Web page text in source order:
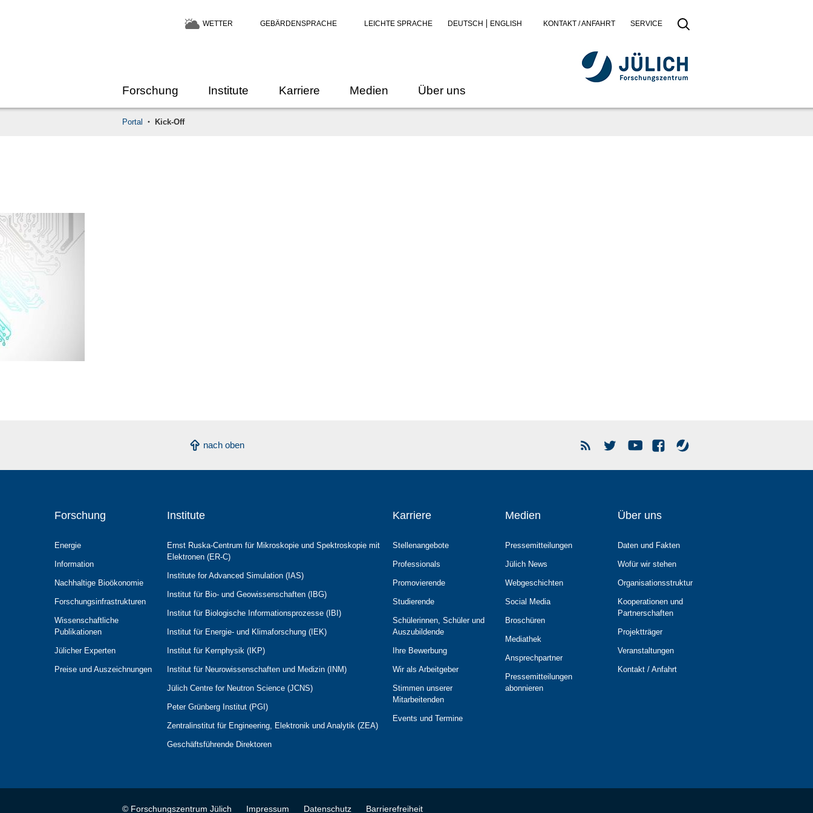
WETTER GEBÄRDENSPRACHE LEICHTE SPRACHE DEUTSCH ENGLISH KONTAKT / ANFAHRT SERVICE
Forschung Institute Karriere Medien Über uns
Portal Kick-Off
nach oben
Forschung
Energie
Information
Nachhaltige Bioökonomie
Forschungs­infrastrukturen
Wissenschaftliche
Publikationen
Jülicher Experten
Preise und Auszeichnungen
Institute
Ernst Ruska-Centrum für Mikroskopie und Spektroskopie mit
Elektronen (ER-C)
Institute for Advanced Simulation (IAS)
Institut für Bio- und Geowissenschaften (IBG)
Institut für Biologische Informationsprozesse (IBI)
Institut für Energie- und Klimaforschung (IEK)
Institut für Kernphysik (IKP)
Institut für Neurowissenschaften und Medizin (INM)
Jülich Centre for Neutron Science (JCNS)
Peter Grünberg Institut (PGI)
Zentralinstitut für Engineering, Elektronik und Analytik (ZEA)
Geschäftsführende Direktoren
Karriere
Stellenangebote
Professionals
Promovierende
Studierende
Schülerinnen, Schüler und
Auszubildende
Ihre Bewerbung
Wir als Arbeitgeber
Stimmen unserer
Mitarbeitenden
Events und Termine
Medien
Pressemitteilungen
Jülich News
Webgeschichten
Social Media
Broschüren
Mediathek
Ansprechpartner
Pressemitteilungen
abonnieren
Über uns
Daten und Fakten
Wofür wir stehen
Organisationsstruktur
Kooperationen und
Partnerschaften
Projektträger
Veranstaltungen
Kontakt / Anfahrt
© Forschungszentrum Jülich Impressum Datenschutz Barrierefreiheit